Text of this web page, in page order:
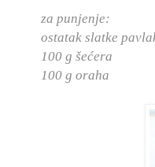
za punjenje:
ostatak slatke
100 g šećera
100 g oraha